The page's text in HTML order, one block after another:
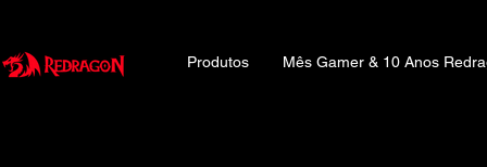
Produtos Mês Gamer & 10 Anos